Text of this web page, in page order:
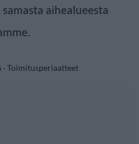
aihealueesta
· Toimitusperiaatteet